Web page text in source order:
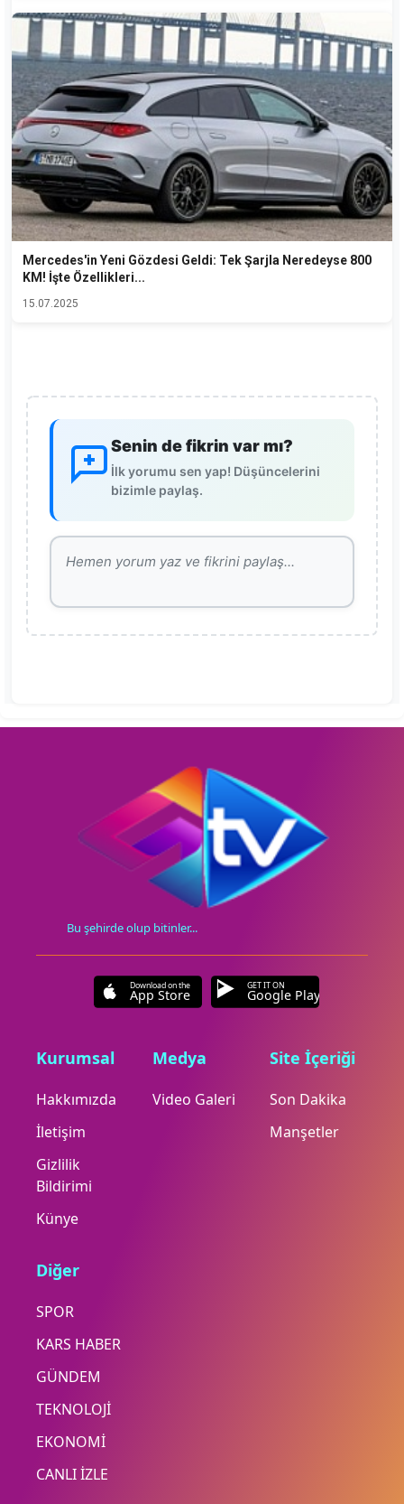
Mercedes'in Yeni Gözdesi Geldi: Tek Şarjla Neredeyse 800
KM! İşte Özellikleri...
15.07.2025
Senin de fikrin var mı?
İlk yorumu sen yap! Düşüncelerini
bizimle paylaş.
Bu şehirde olup bitinler...
Download on the
App Store
GET IT ON
Google Play
Kurumsal
Hakkımızda
İletişim
Gizlilik
Bildirimi
Künye
Medya
Video Galeri
Site İçeriği
Son Dakika
Manşetler
Diğer
SPOR
KARS HABER
GÜNDEM
TEKNOLOJİ
EKONOMİ
CANLI İZLE